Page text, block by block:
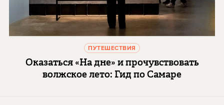
ПУТЕШЕСТВИЯ
Оказаться «На дне» и прочувствовать
волжское лето: Гид по Самаре